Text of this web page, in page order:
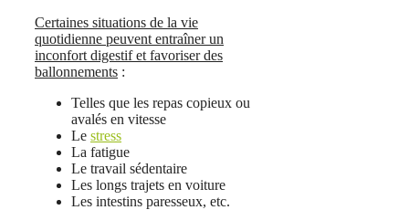
Certaines situations de la vie
quotidienne peuvent entraîner un
inconfort digestif et favoriser des
ballonnements :
Telles que les repas copieux ou
avalés en vitesse
Le stress
La fatigue
Le travail sédentaire
Les longs trajets en voiture
Les intestins paresseux, etc.